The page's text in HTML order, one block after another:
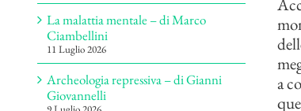
a
La malattia mentale – di Marco
Ciambellini
11 Luglio 2026
Archeologia repressiva – di Gianni
Giovannelli